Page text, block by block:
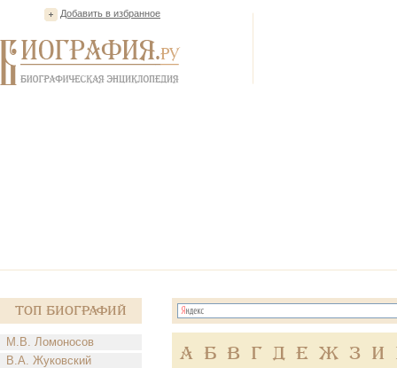
Добавить в избранное
Топ Биографий
М.В. Ломоносов
В.А. Жуковский
А Б В Г Д Е Ж З И